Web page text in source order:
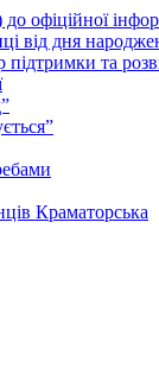
офіційної
від дня
та
Краматорська